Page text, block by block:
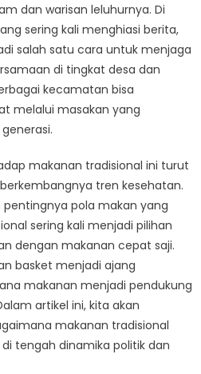
Kecamatan
di
Tengah
Politik
dan warisan leluhurnya. Di
sering kali menghiasi berita,
salah satu cara untuk menjaga
di tingkat desa dan
kecamatan bisa
melalui masakan yang
makanan tradisional ini turut
tren kesehatan.
pola makan yang
sering kali menjadi pilihan
dengan makanan cepat saji.
basket menjadi ajang
makanan menjadi pendukung
artikel ini, kita akan
makanan tradisional
tengah dinamika politik dan